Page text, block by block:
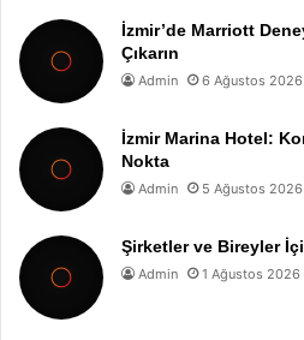
İzmir’de Marriott
Çıkarın
Admin 6 Ağustos 2026
İzmir Marina Hotel:
Nokta
Admin 5 Ağustos 2026
Şirketler ve Bireyler
Admin 1 Ağustos 2026